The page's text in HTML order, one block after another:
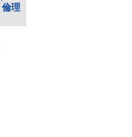
倫理